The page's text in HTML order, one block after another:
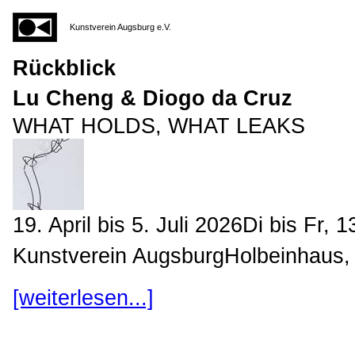
Kunstverein Augsburg e.V.
Rückblick
Lu Cheng & Diogo da Cruz
WHAT HOLDS, WHAT LEAKS
19. April bis 5. Juli 2026Di bis Fr,
Kunstverein
[weiterlesen...]